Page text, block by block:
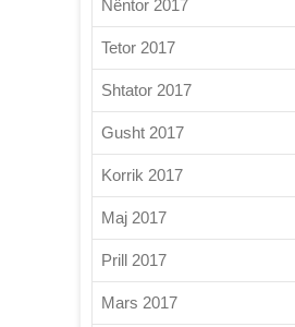
Nëntor 2017
Tetor 2017
Shtator 2017
Gusht 2017
Korrik 2017
Maj 2017
Prill 2017
Mars 2017